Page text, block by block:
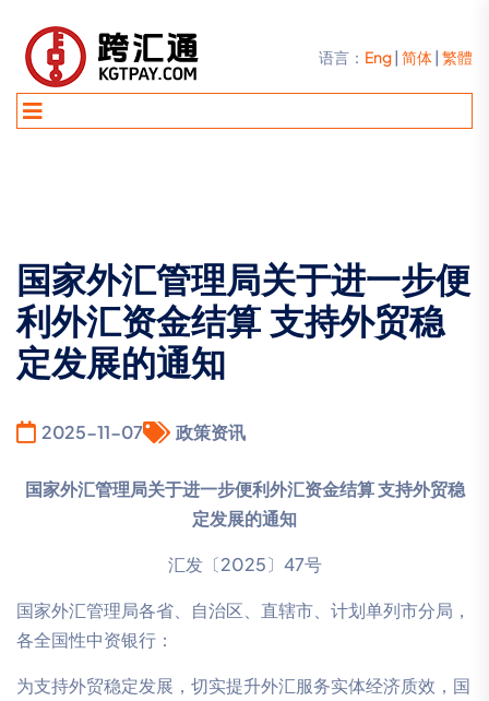
语言： Eng| 简体| 繁體
国家外汇管理局关于进一步便
利外汇资金结算 支持外贸稳
定发展的通知
2025-11-07 政策资讯
国家外汇管理局关于进一步便利外汇资金结算 支持外贸稳
定发展的通知
汇发〔2025〕47号
国家外汇管理局各省、自治区、直辖市、计划单列市分局，
各全国性中资银行：
为支持外贸稳定发展，切实提升外汇服务实体经济质效，国